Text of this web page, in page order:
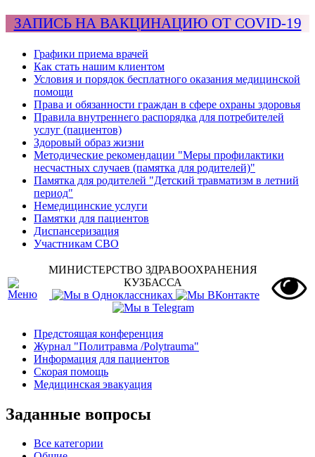
ЗАПИСЬ НА ВАКЦИНАЦИЮ ОТ COVID-19
Графики приема врачей
Как стать нашим клиентом
Условия и порядок бесплатного оказания медицинской
помощи
Права и обязанности граждан в сфере охраны здоровья
Правила внутреннего распорядка для потребителей
услуг (пациентов)
Здоровый образ жизни
Методические рекомендации "Меры профилактики
несчастных случаев (памятка для родителей)"
Памятка для родителей "Детский травматизм в летний
период"
Немедицинские услуги
Памятки для пациентов
Диспансеризация
Участникам СВО
МИНИСТЕРСТВО ЗДРАВООХРАНЕНИЯ
КУЗБАССА
Предстоящая конференция
Журнал "Политравма /Polytrauma"
Информация для пациентов
Скорая помощь
Медицинская эвакуация
Заданные вопросы
Все категории